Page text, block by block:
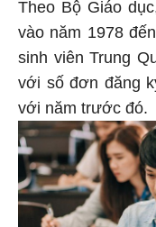
Theo Bộ Giáo
vào năm 1978
sinh viên Trung
với số đơn đăng
với năm trước đó.